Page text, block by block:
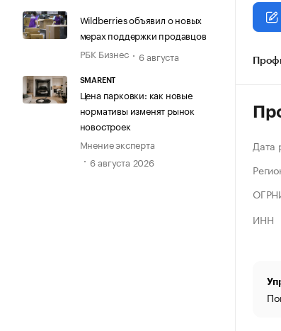
Wildberries объявил о новых
мерах поддержки продавцов
РБК Бизнес
6 августа
SMARENT
Цена парковки: как новые
нормативы изменят рынок
новостроек
Мнение эксперта
6 августа 2026
Дата
ИНН